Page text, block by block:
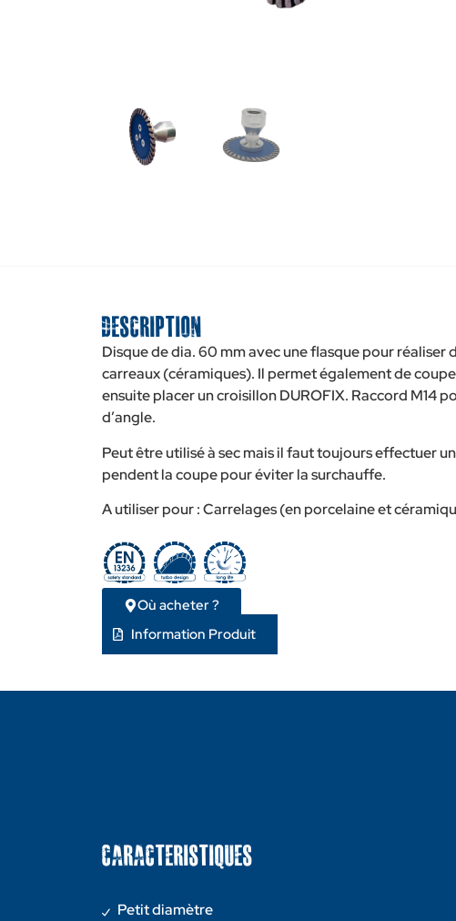
Description
Disque de dia. 60 mm avec une flasque pour réaliser
carreaux (céramiques). Il permet également de
ensuite placer un croisillon DUROFIX. Raccord M14
d’angle.
Peut être utilisé à sec mais il faut toujours effectuer
pendent la coupe pour éviter la surchauffe.
A utiliser pour : Carrelages (en porcelaine et
Où acheter ?
Information Produit
CARACTERISTIQUES
Petit diamètre